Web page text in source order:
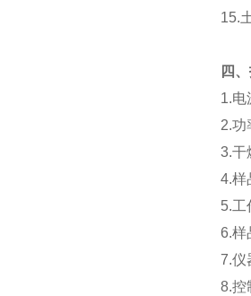
15.
四
1.电
2.功
3.干
4.样
5.工
6.样
7.仪
8.控